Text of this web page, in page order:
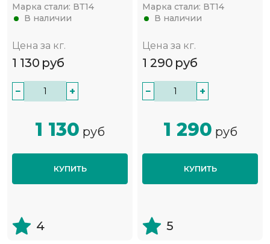
Марка стали: ВТ14
В наличии
Цена за кг.
1 130 руб
− +
1 130 руб
КУПИТЬ
4
Марка стали: ВТ14
В наличии
Цена за кг.
1 290 руб
− +
1 290 руб
КУПИТЬ
5